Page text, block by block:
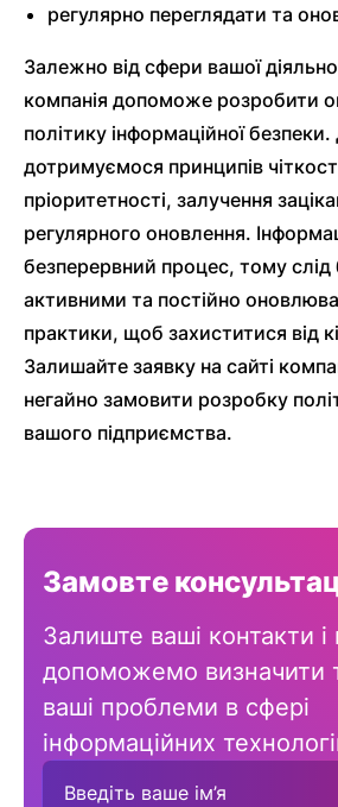
регулярно переглядати та
Залежно від сфери вашої
компанія допоможе розробити
політику інформаційної
дотримуємося принципів
пріоритетності, залучення
регулярного оновлення.
безперервний процес, тому
активними та постійно
практики, щоб захиститися від
Залишайте заявку на сайті
негайно замовити розробку
вашого підприємства.
Замовте
Залиште ваші контакти
допоможемо визначити
ваші проблеми в сфері
інформаційних